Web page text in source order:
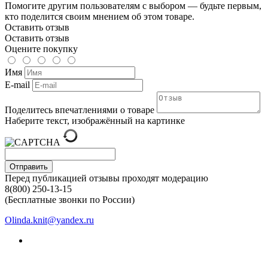
Помогите другим пользователям с выбором — будьте первым,
кто поделится своим мнением об этом товаре.
Оставить отзыв
Оставить отзыв
Оцените покупку
Имя
E-mail
Поделитесь впечатлениями о товаре
Наберите текст, изображённый на картинке
Отправить
Перед публикацией отзывы проходят модерацию
8(800) 250-13-15
(Бесплатные звонки по России)
Olinda.knit@yandex.ru